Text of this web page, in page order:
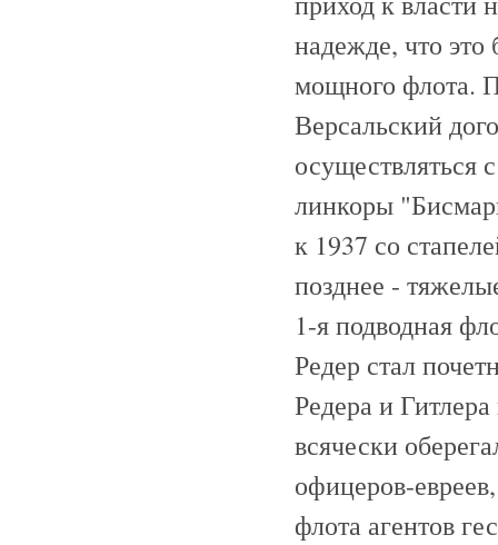
надежде, что это
мощного флота.
Версальский
осуществляться
линкоры
к 1937 со
позднее -
1-я подводная
Редер стал
Редера и
всячески
офицеров-
флота агентов